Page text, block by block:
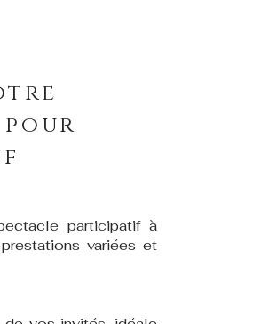
participatif à
variées et